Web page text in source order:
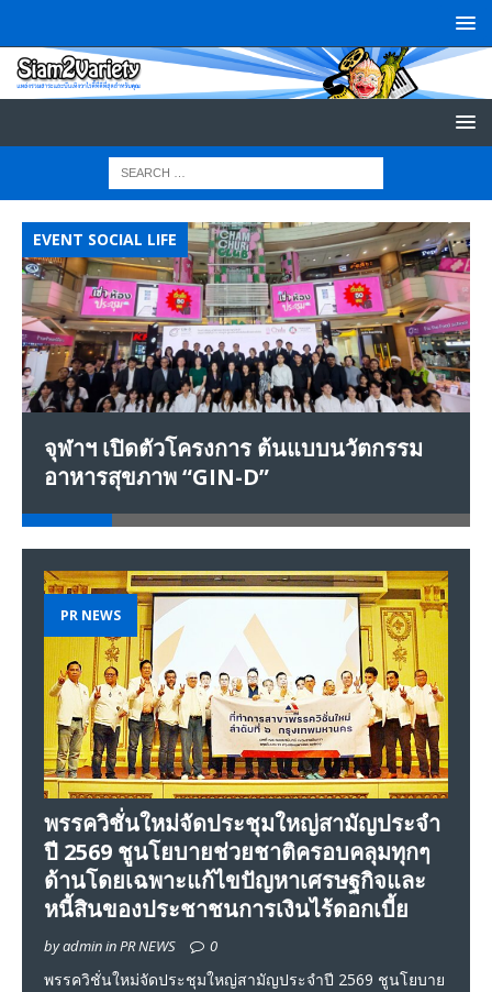
EVENT SOCIAL LIFE
จุฬาฯ เปิดตัวโครงการ ต้นแบบนวัตกรรม
อาหารสุขภาพ “GIN-D”
PR NEWS
พรรควิชั่นใหม่จัดประชุมใหญ่สามัญประจำ
ปี 2569 ชูนโยบายช่วยชาติครอบคลุมทุกๆ
ด้านโดยเฉพาะแก้ไขปัญหาเศรษฐกิจและ
หนี้สินของประชาชนการเงินไร้ดอกเบี้ย
by admin in PR NEWS 0
พรรควิชั่นใหม่จัดประชุมใหญ่สามัญประจำปี 2569 ชูนโยบาย